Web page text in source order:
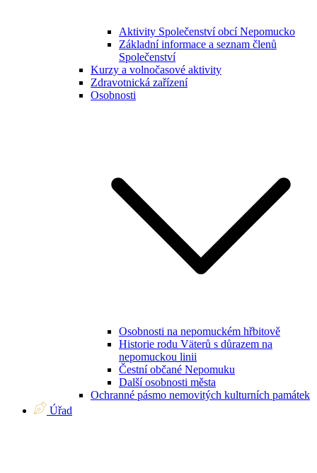
Aktivity Společenství obcí Nepomucko
Základní informace a seznam členů
Společenství
Kurzy a volnočasové aktivity
Zdravotnická zařízení
Osobnosti
Osobnosti na nepomuckém hřbitově
Historie rodu Väterů s důrazem na
nepomuckou linii
Čestní občané Nepomuku
Další osobnosti města
Ochranné pásmo nemovitých kulturních památek
Úřad